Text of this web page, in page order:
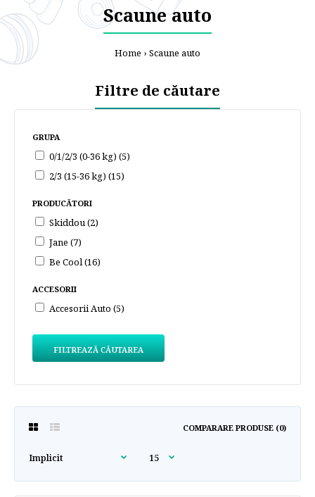
Scaune auto
Home Scaune auto
Filtre de căutare
GRUPA
0/1/2/3 (0-36 kg) (5)
2/3 (15-36 kg) (15)
PRODUCĂTORI
Skiddou (2)
Jane (7)
Be Cool (16)
ACCESORII
Accesorii Auto (5)
FILTREAZĂ CĂUTAREA
COMPARARE PRODUSE (0)